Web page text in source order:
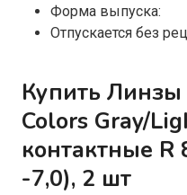
Форма выпуска:
Отпускается без
Купить
Colors Gray/
контактные R
-7,0), 2 шт